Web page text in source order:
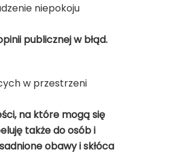
niepokoju
publicznej w błąd.
w przestrzeni
na które mogą się
także do osób i
obawy i skłóca